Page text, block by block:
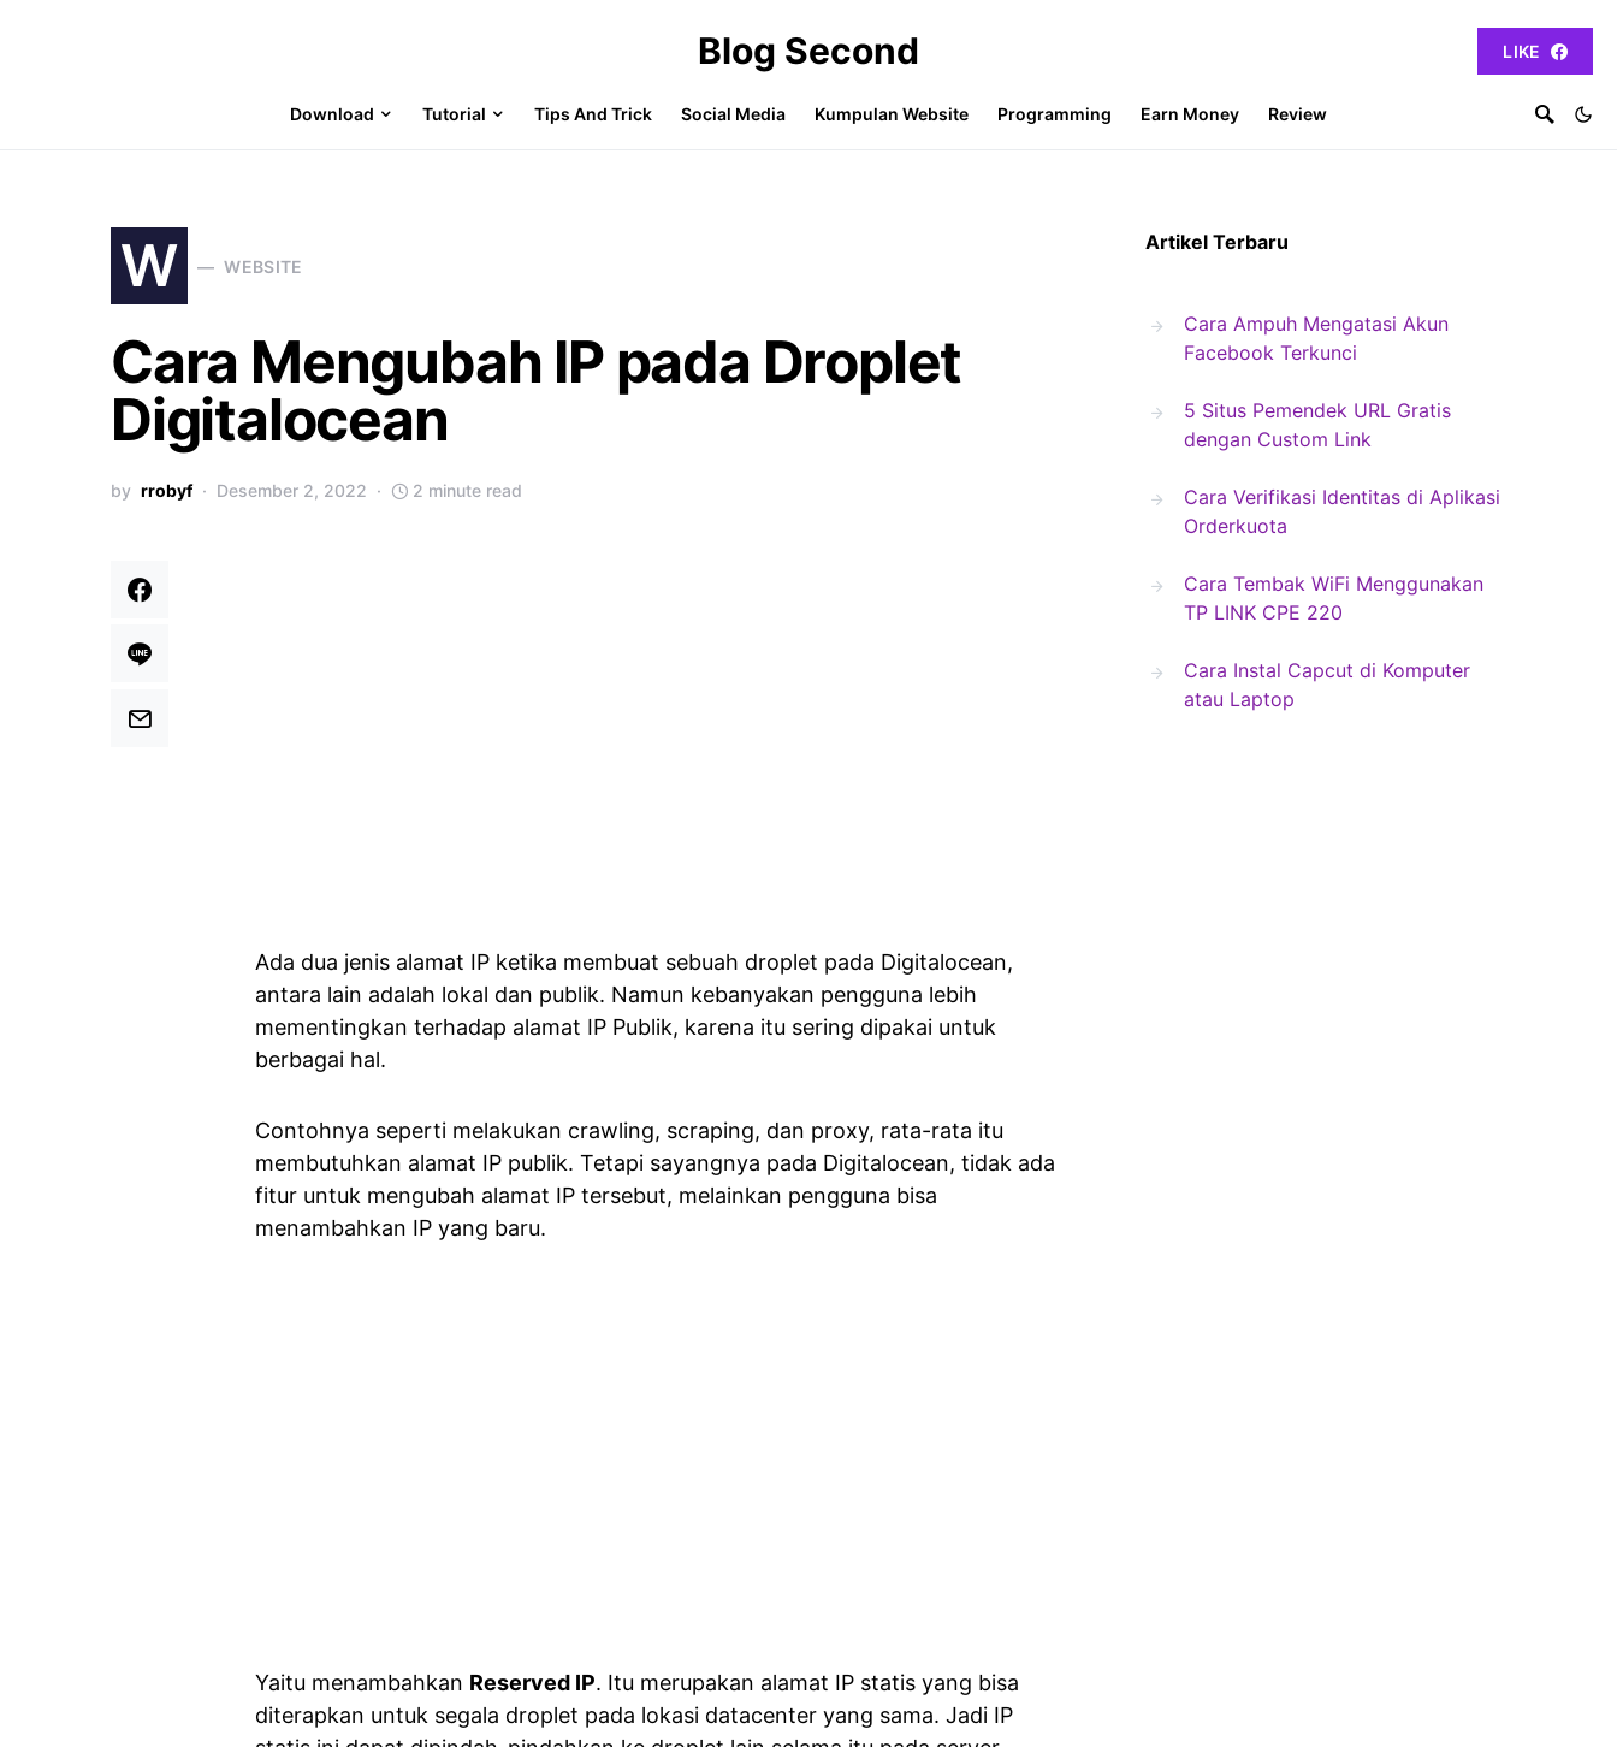
Blog Second LIKE
Download Tutorial Tips And Trick Social Media Kumpulan Website Programming Earn Money Review
W WEBSITE
Cara Mengubah IP pada Droplet
Digitalocean
by rrobyf Desember 2, 2022 2 minute read
Ada dua jenis alamat IP ketika membuat sebuah droplet pada Digitalocean,
antara lain adalah lokal dan publik. Namun kebanyakan pengguna lebih
mementingkan terhadap alamat IP Publik, karena itu sering dipakai untuk
berbagai hal.
Contohnya seperti melakukan crawling, scraping, dan proxy, rata-rata itu
membutuhkan alamat IP publik. Tetapi sayangnya pada Digitalocean, tidak ada
fitur untuk mengubah alamat IP tersebut, melainkan pengguna bisa
menambahkan IP yang baru.
Yaitu menambahkan Reserved IP. Itu merupakan alamat IP statis yang bisa
diterapkan untuk segala droplet pada lokasi datacenter yang sama. Jadi IP
Artikel Terbaru
Cara Ampuh Mengatasi Akun
Facebook Terkunci
5 Situs Pemendek URL Gratis
dengan Custom Link
Cara Verifikasi Identitas di Aplikasi
Orderkuota
Cara Tembak WiFi Menggunakan
TP LINK CPE 220
Cara Instal Capcut di Komputer
atau Laptop